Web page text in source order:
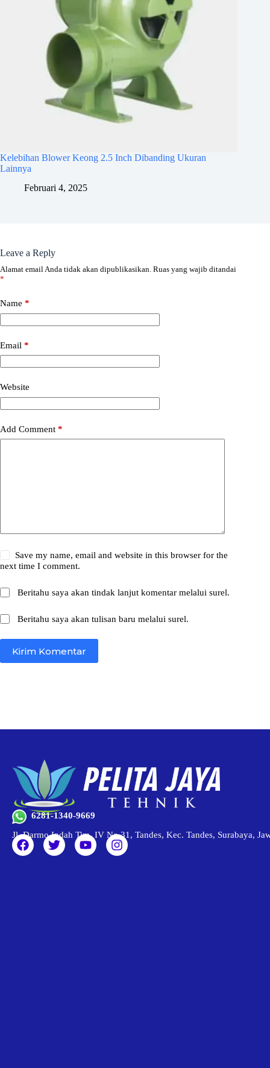
Kelebihan Blower Keong 2.5 Inch Dibanding Ukuran
Lainnya
Februari 4, 2025
Leave a Reply
Alamat email Anda tidak akan dipublikasikan. Ruas yang wajib ditandai
*
Name *
Email *
Website
Add Comment *
Save my name, email and website in this browser for the
next time I comment.
Beritahu saya akan tindak lanjut komentar melalui surel.
Beritahu saya akan tulisan baru melalui surel.
Kirim Komentar
6281-1340-9669
Jl. Darmo Indah Tim. IV No.31, Tandes, Kec. Tandes, Surabaya,